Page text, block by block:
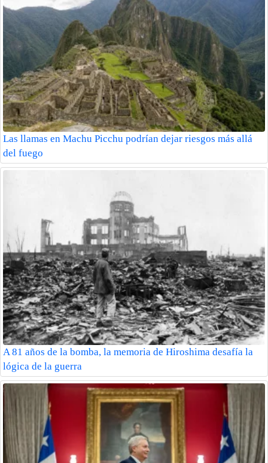
Las llamas en Machu Picchu podrían dejar riesgos más allá
del fuego
A 81 años de la bomba, la memoria de Hiroshima desafía la
lógica de la guerra